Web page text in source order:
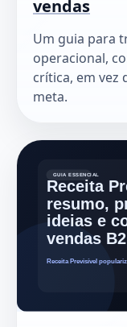
vendas
Um guia para
operacional,
crítica, em vez
meta.